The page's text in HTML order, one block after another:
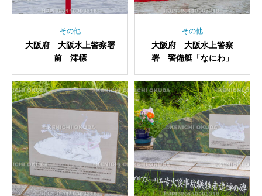
その他
大阪府 大阪水上警察署
前 澪標
その他
大阪府 大阪水上警察
署 警備艇「なにわ」